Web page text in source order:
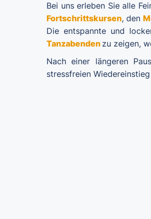
Bei uns erleben Sie alle
Fortschrittskursen, den
Die entspannte und
Tanzabenden zu zeigen,
Nach einer längeren
stressfreien